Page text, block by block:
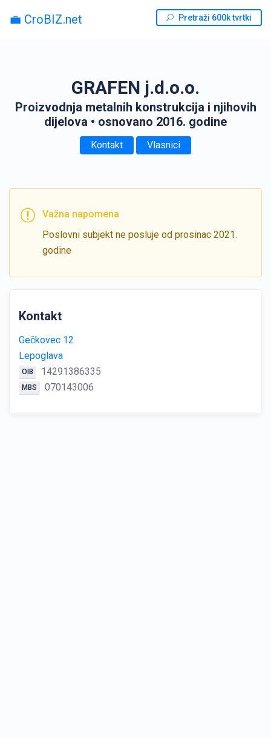
💼 CroBIZ.net Pretraži 600k tvrtki
GRAFEN j.d.o.o.
Proizvodnja metalnih konstrukcija i njihovih
dijelova • osnovano 2016. godine
Kontakt Vlasnici
Važna napomena
Poslovni subjekt ne posluje od prosinac 2021.
godine
Kontakt
Gečkovec 12
Lepoglava
OIB 14291386335
MBS 070143006